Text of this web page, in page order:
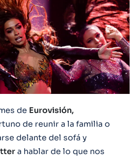
de Eurovisión,
de reunir a la familia o
delante del sofá y
a hablar de lo que nos